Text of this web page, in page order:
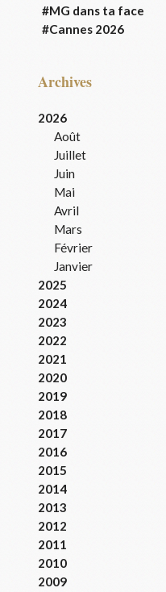
#MG dans ta face
#Cannes 2026
Archives
2026
Août
Juillet
Juin
Mai
Avril
Mars
Février
Janvier
2025
2024
2023
2022
2021
2020
2019
2018
2017
2016
2015
2014
2013
2012
2011
2010
2009